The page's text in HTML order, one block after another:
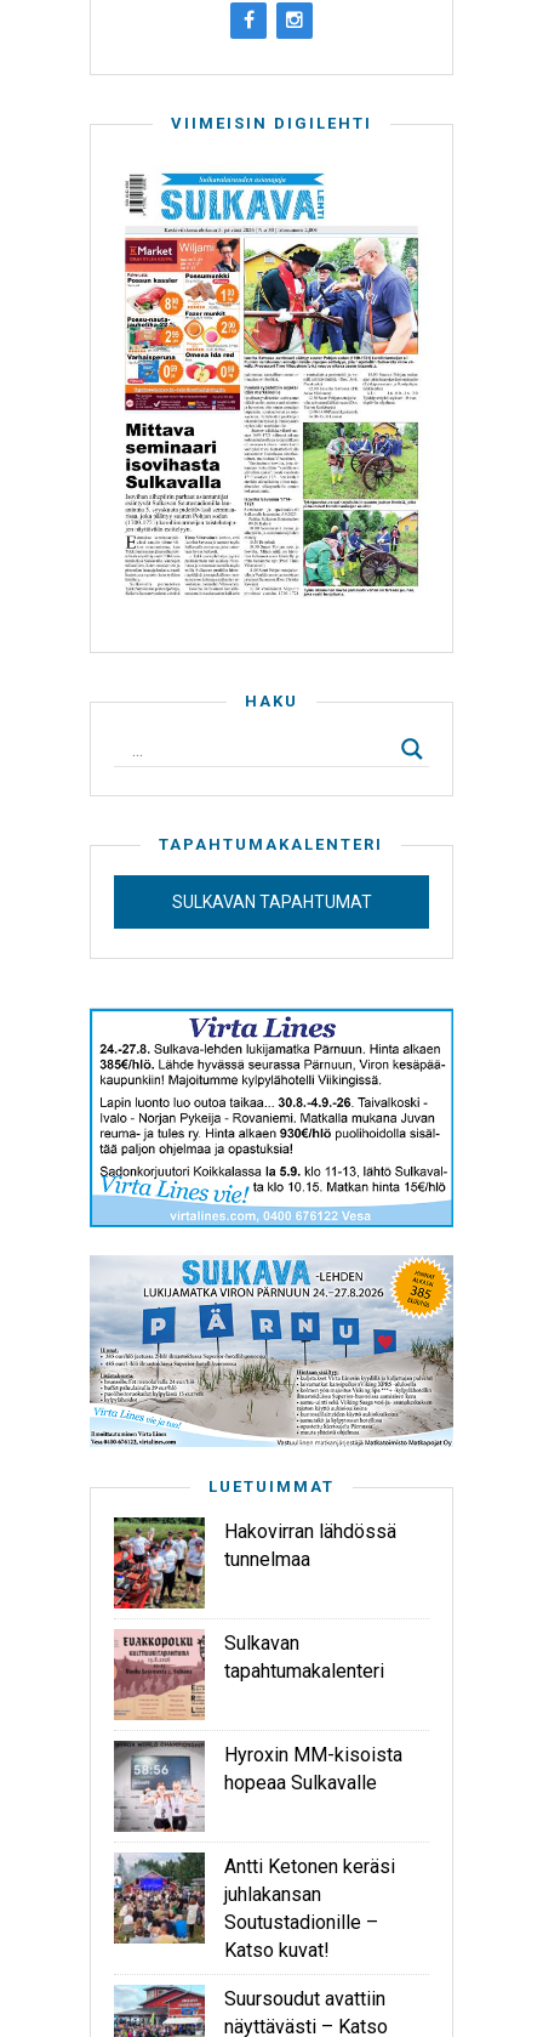
VIIMEISIN DIGILEHTI
HAKU
TAPAHTUMAKALENTERI
SULKAVAN TAPAHTUMAT
LUETUIMMAT
Hakovirran lähdössä
tunnelmaa
Sulkavan
tapahtumakalenteri
Hyroxin MM-kisoista
hopeaa Sulkavalle
Antti Ketonen keräsi
juhlakansan
Soutustadionille –
Katso kuvat!
Suursoudut avattiin
näyttävästi – Katso